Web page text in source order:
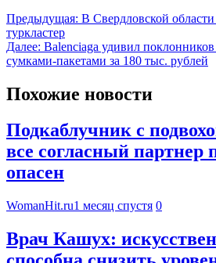
Предыдущая: В Свердловской
туркластер
Далее: Balenciaga удивил
сумками-пакетами за 180 тыс. рублей
Похожие новости
Подкаблучник с
все согласный партнер
опасен
WomanHit.ru1 месяц спустя 0
Врач Кашух: